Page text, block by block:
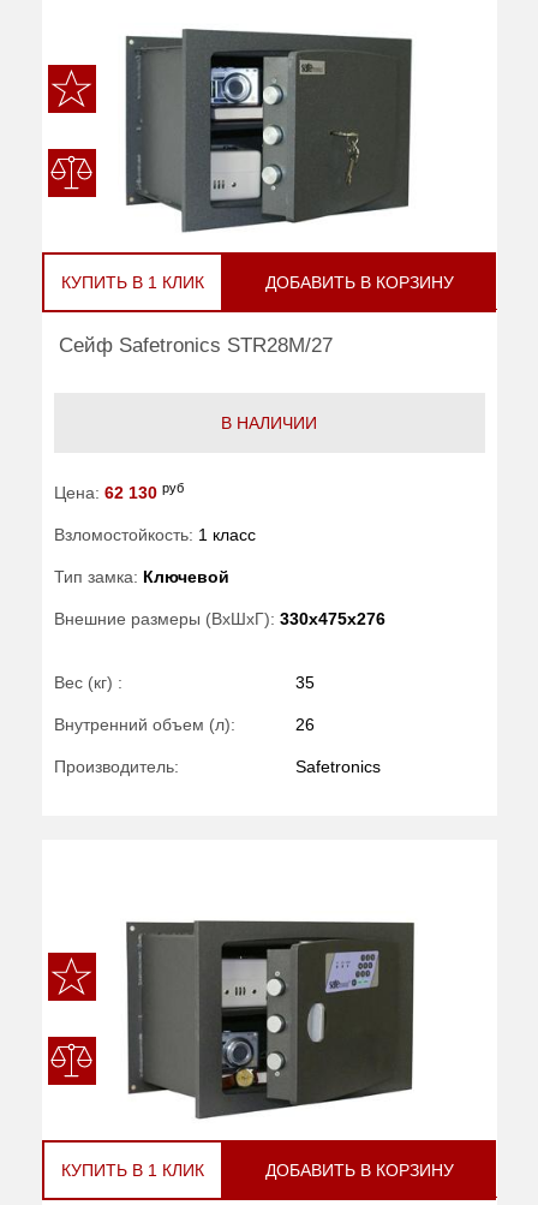
КУПИТЬ В 1 КЛИК ДОБАВИТЬ В КОРЗИНУ
Сейф Safetronics STR28M/27
В НАЛИЧИИ
Цена: 62 130 руб
Взломостойкость: 1 класс
Тип замка: Ключевой
Внешние размеры (ВхШхГ): 330x475x276
Вес (кг) : 35
Внутренний объем (л): 26
Производитель: Safetronics
КУПИТЬ В 1 КЛИК ДОБАВИТЬ В КОРЗИНУ